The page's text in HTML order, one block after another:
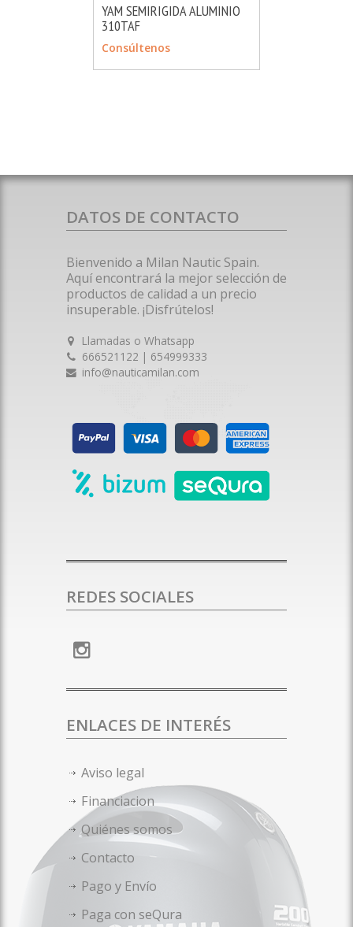
CONSULTAR
YAM SEMIRIGIDA ALUMINIO
310TAF
Consúltenos
DATOS DE CONTACTO
Bienvenido a Milan Nautic Spain.
Aquí encontrará la mejor selección de
productos de calidad a un precio
insuperable. ¡Disfrútelos!
Llamadas o Whatsapp
666521122 | 654999333
info@nauticamilan.com
REDES SOCIALES
ENLACES DE INTERÉS
Aviso legal
Financiacion
Quiénes somos
Contacto
Pago y Envío
Paga con seQura